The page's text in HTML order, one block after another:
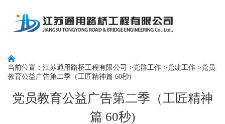
当前位置： 江苏通用路桥工程有限公司 >党群工作 >党建工作 >党员
教育公益广告第二季（工匠精神篇 60秒)
党员教育公益广告第二季（工匠精神
篇 60秒)